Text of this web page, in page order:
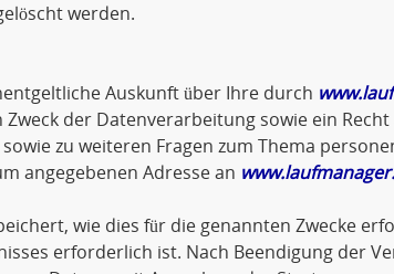
werden.
Auskunft über Ihre durch
der Datenverarbeitung sowie ein
zu weiteren Fragen zum Thema
angegebenen Adresse an
wie dies für die genannten Zwecke
erforderlich ist. Nach Beendigung der